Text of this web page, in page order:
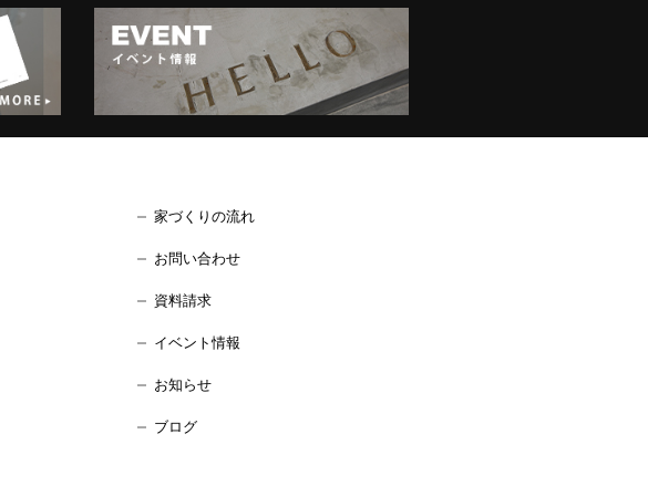
家づくりの流れ
お問い合わせ
資料請求
イベント情報
お知らせ
ブログ